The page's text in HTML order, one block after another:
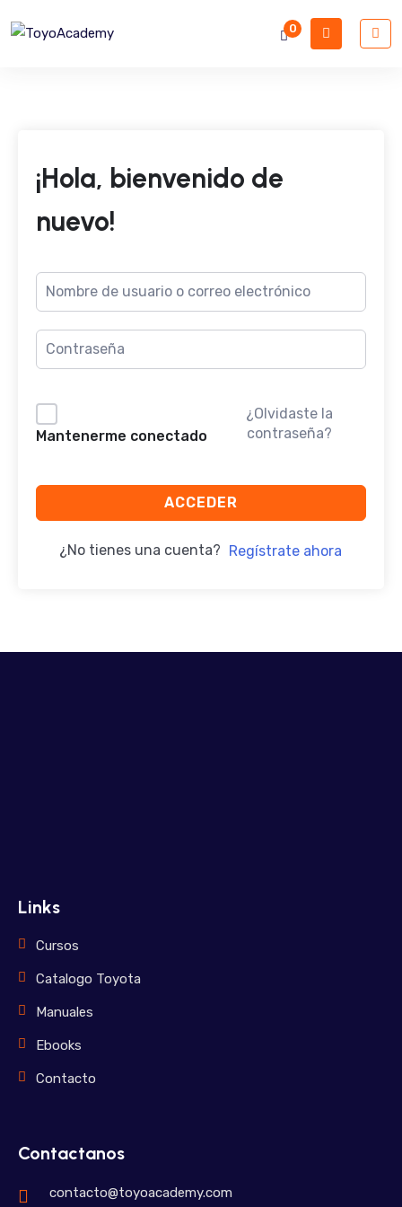
0
¡Hola, bienvenido de
nuevo!
Mantenerme conectado
¿Olvidaste la
contraseña?
ACCEDER
¿No tienes una cuenta? Regístrate ahora
Links
Cursos
Catalogo Toyota
Manuales
Ebooks
Contacto
Contactanos
contacto@toyoacademy.com